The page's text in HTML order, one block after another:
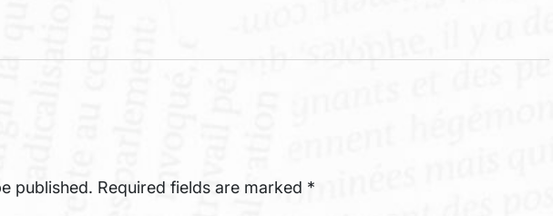
published. Required fields are marked *